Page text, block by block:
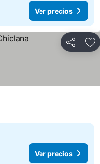
Ver precios
Compartir
Ver precios